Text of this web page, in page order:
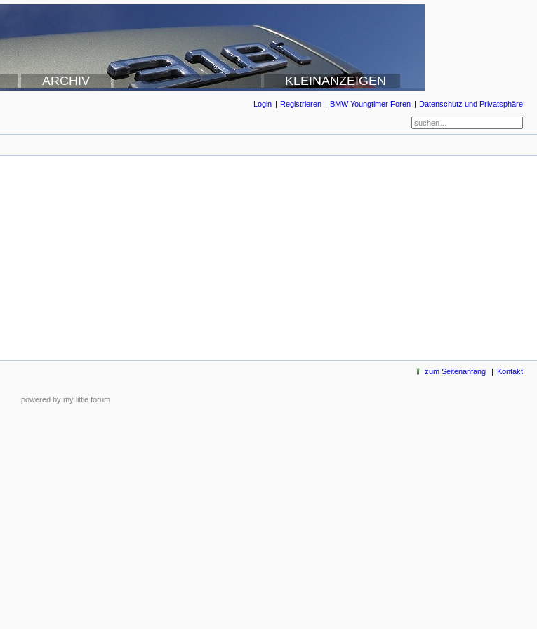
ARCHIV KLEINANZEIGEN
Login Registrieren BMW Youngtimer Foren Datenschutz und Privatsphäre
zum Seitenanfang Kontakt
powered by my little forum